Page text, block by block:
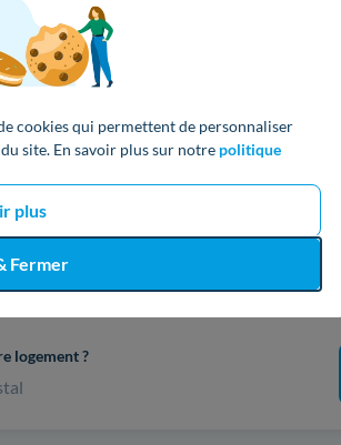
cookies qui permettent de personnaliser
site. En savoir plus sur notre politique
plus
Fermer
gratuit en 3 clics
logement ?